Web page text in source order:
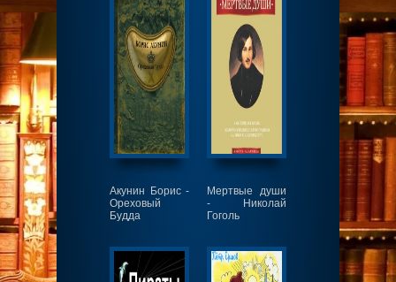
Акунин Борис -
Ореховый
Будда
Мертвые души
- Николай
Гоголь